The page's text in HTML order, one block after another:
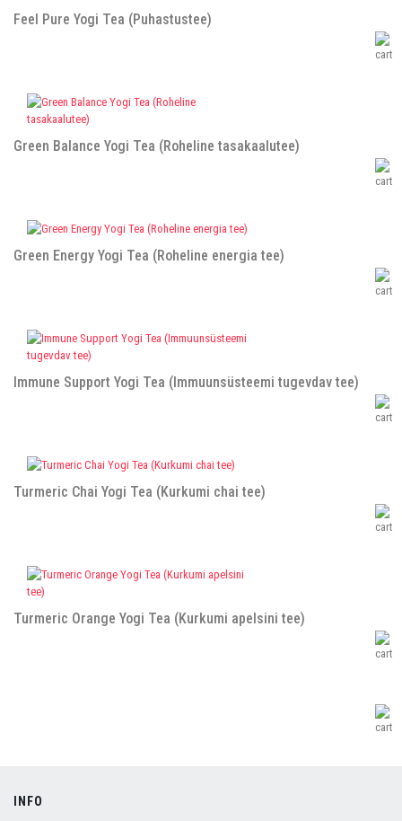
Feel Pure Yogi Tea (Puhastustee)
Green Balance Yogi Tea (Roheline tasakaalutee)
Green Energy Yogi Tea (Roheline energia tee)
Immune Support Yogi Tea (Immuunsüsteemi tugevdav tee)
Turmeric Chai Yogi Tea (Kurkumi chai tee)
Turmeric Orange Yogi Tea (Kurkumi apelsini tee)
INFO